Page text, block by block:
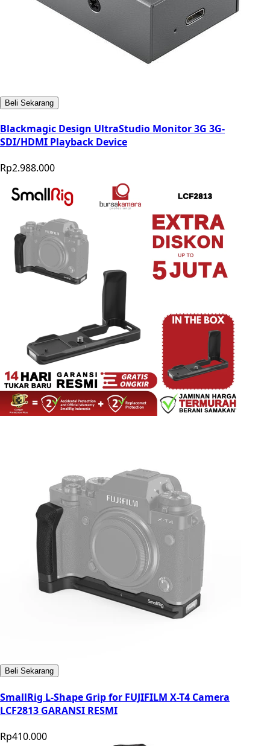
Beli Sekarang
Blackmagic Design UltraStudio Monitor 3G 3G-
SDI/HDMI Playback Device
Rp2.988.000
Beli Sekarang
SmallRig L-Shape Grip for FUJIFILM X-T4 Camera
LCF2813 GARANSI RESMI
Rp410.000